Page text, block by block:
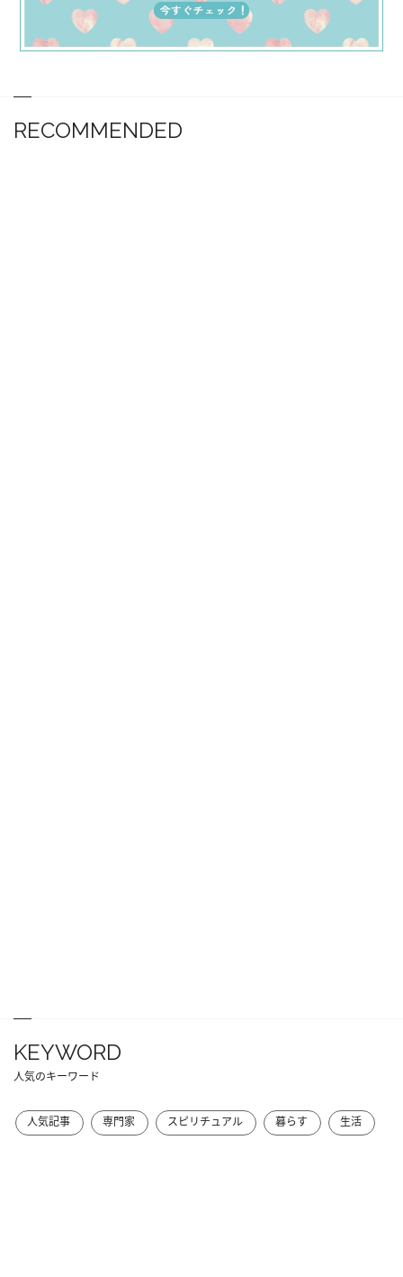
RECOMMENDED
KEYWORD
人気のキーワード
人気記事 専門家 スピリチュアル 暮らす 生活